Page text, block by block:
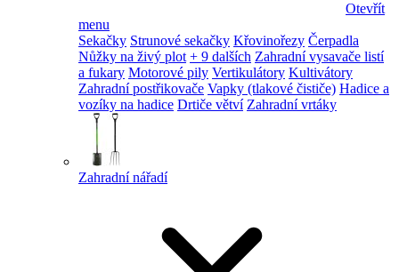
Otevřít
menu
Sekačky Strunové sekačky Křovinořezy Čerpadla
Nůžky na živý plot + 9 dalších Zahradní vysavače listí
a fukary Motorové pily Vertikulátory Kultivátory
Zahradní postřikovače Vapky (tlakové čističe) Hadice a
vozíky na hadice Drtiče větví Zahradní vrtáky
Zahradní nářadí